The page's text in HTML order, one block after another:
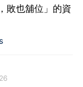
敗也舖位」的資